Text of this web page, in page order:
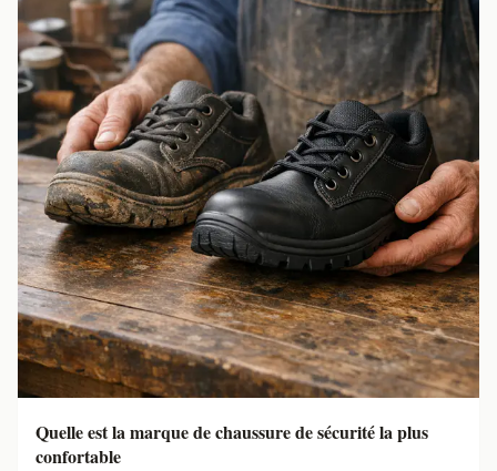
Quelle est la marque de chaussure de sécurité la plus
confortable